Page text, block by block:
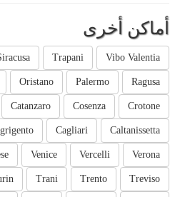
أماكن أخرى
Vibo Valentia
Trapani
Ragusa
Palermo
Oristano
Crotone
Cosenza
Catanzaro
Caltanissetta
Cagliari
Verona
Vercelli
Venice
Treviso
Trento
Trani